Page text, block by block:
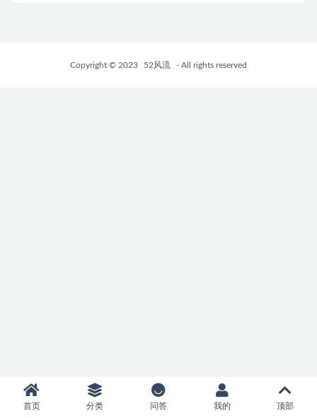
Copyright © 2023 52风流 - All rights reserved
首页 分类 问答 我的 顶部